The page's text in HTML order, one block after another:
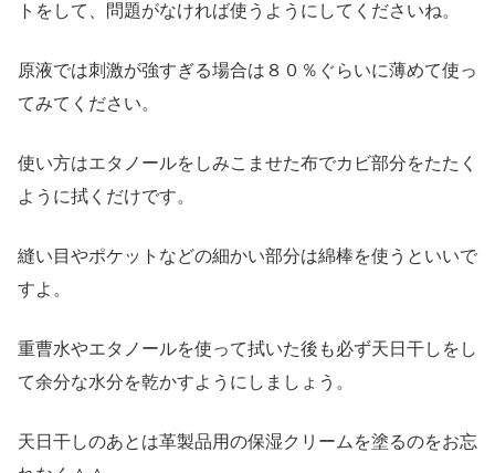
トをして、問題がなければ使うようにしてくださいね。
原液では刺激が強すぎる場合は８０％ぐらいに薄めて使っ
てみてください。
使い方はエタノールをしみこませた布でカビ部分をたたく
ように拭くだけです。
縫い目やポケットなどの細かい部分は綿棒を使うといいで
すよ。
重曹水やエタノールを使って拭いた後も必ず天日干しをし
て余分な水分を乾かすようにしましょう。
天日干しのあとは革製品用の保湿クリームを塗るのをお忘